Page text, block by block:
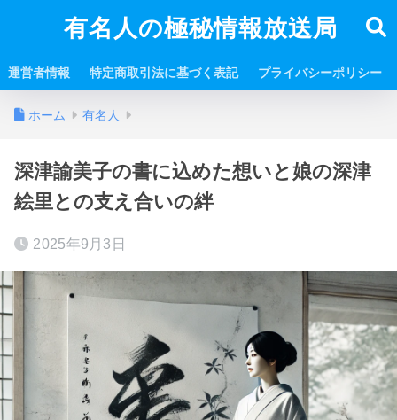
有名人の極秘情報放送局
運営者情報 特定商取引法に基づく表記 プライバシーポリシー
ホーム 有名人
深津諭美子の書に込めた想いと娘の深津
絵里との支え合いの絆
2025年9月3日